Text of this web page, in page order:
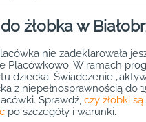
żłobka w
nie zadeklarowała
Placówkowo. W ramach
dziecka. Świadczenie
z niepełnosprawnością do
Sprawdź, czy żłobki
po szczegóły i warunki.